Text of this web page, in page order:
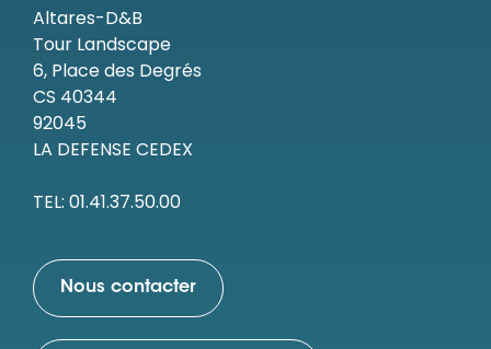
Altares-D&B
Tour Landscape
6, Place des Degrés
CS 40344
92045
LA DEFENSE CEDEX
TEL: 01.41.37.50.00
Nous contacter